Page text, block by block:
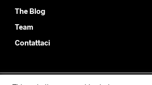
The Blog
Team
Contattaci